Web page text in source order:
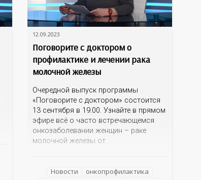
12.09.2023
Поговорите с доктором о
профилактике и лечении рака
молочной железы
Очередной выпуск программы
«Поговорите с доктором» состоится
13 сентября в 19.00. Узнайте в прямом
эфире всё о часто встречающемся
онкозаболевании женщин – раке
молочной железы от
клинического онкодиспансера –
Новости
онкопрофилактика